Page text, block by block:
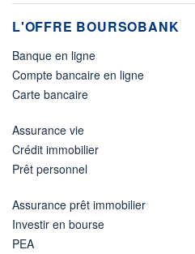
L'OFFRE BOURSOBANK
Banque en ligne
Compte bancaire en ligne
Carte bancaire
Assurance vie
Crédit immobilier
Prêt personnel
Assurance prêt immobilier
Investir en bourse
PEA